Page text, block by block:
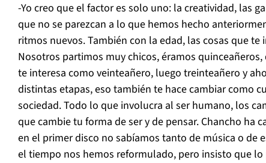
-Yo creo que el factor es solo uno: la creatividad, las
que no se parezcan a lo que hemos hecho
ritmos nuevos. También con la edad, las cosas que
Nosotros partimos muy chicos, éramos
te interesa como veinteañero, luego treinteañero y
distintas etapas, eso también te hace cambiar como
sociedad. Todo lo que involucra al ser humano, los
que cambie tu forma de ser y de pensar. Chancho ha
en el primer disco no sabíamos tanto de música o de
el tiempo nos hemos reformulado, pero insisto que